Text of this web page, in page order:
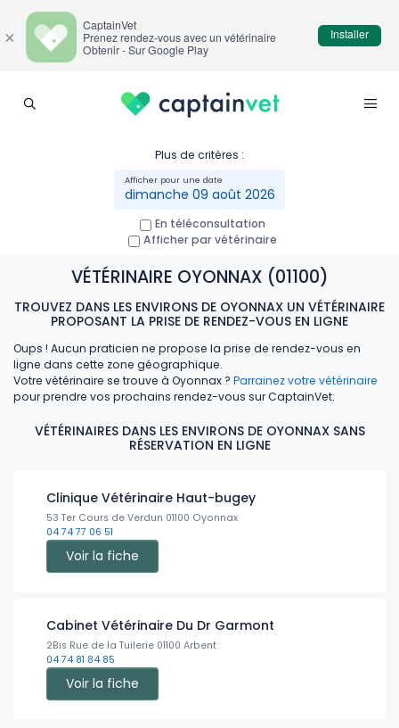
Plus de critères :
dimanche 09 août 2026
En téléconsultation
Afficher par vétérinaire
VÉTÉRINAIRE OYONNAX (01100)
TROUVEZ DANS LES ENVIRONS DE OYONNAX UN VÉTÉRINAIRE
PROPOSANT LA PRISE DE RENDEZ-VOUS EN LIGNE
Oups ! Aucun praticien ne propose la prise de rendez-vous en
ligne dans cette zone géographique.
Votre vétérinaire se trouve à Oyonnax ? Parrainez votre vétérinaire
pour prendre vos prochains rendez-vous sur CaptainVet.
VÉTÉRINAIRES DANS LES ENVIRONS DE OYONNAX SANS
RÉSERVATION EN LIGNE
Clinique Vétérinaire Haut-bugey
53 Ter Cours de Verdun 01100 Oyonnax
04 74 77 06 51
Voir la fiche
Cabinet Vétérinaire Du Dr Garmont
2Bis Rue de la Tuilerie 01100 Arbent
04 74 81 84 85
Voir la fiche
×
CaptainVet
Prenez rendez-vous avec un vétérinaire
Obtenir - Sur Google Play
Installer